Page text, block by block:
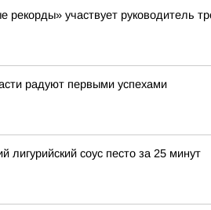
рекорды» участвует руководитель
радуют первыми успехами
лигурийский соус песто за 25 минут